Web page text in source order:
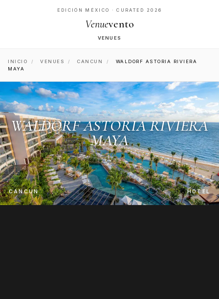
EDICIÓN MÉXICO · CURATED 2026
Venuevento
VENUES
INICIO / VENUES / CANCUN /
WALDORF ASTORIA RIVIERA
MAYA
WALDORF ASTORIA RIVIERA
MAYA
CANCUN HOTEL